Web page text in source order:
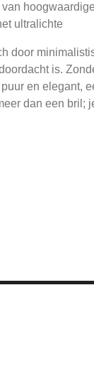
ultralichte
door
is.
en elegant,
dan een bril;